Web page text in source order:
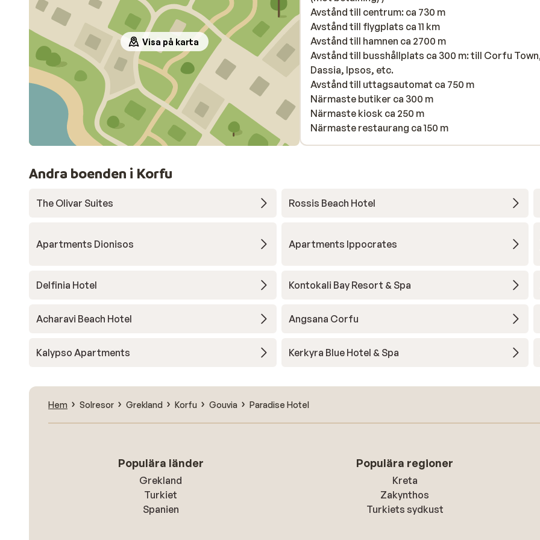
Visa på karta
Avstånd till centrum: ca 730 m
Avstånd till flygplats ca 11 km
Avstånd till hamnen ca 2700 m
Avstånd till busshållplats ca 300 m: till Corfu
Dassia, Ipsos, etc.
Avstånd till uttagsautomat ca 750 m
Närmaste butiker ca 300 m
Närmaste kiosk ca 250 m
Närmaste restaurang ca 150 m
Andra boenden i Korfu
The Olivar Suites Rossis Beach Hotel
Apartments Dionisos Apartments Ippocrates
Delfinia Hotel Kontokali Bay Resort & Spa
Acharavi Beach Hotel Angsana Corfu
Kalypso Apartments Kerkyra Blue Hotel & Spa
Hem Solresor Grekland Korfu Gouvia Paradise Hotel
Populära länder
Grekland
Turkiet
Spanien
Populära regioner
Kreta
Zakynthos
Turkiets sydkust